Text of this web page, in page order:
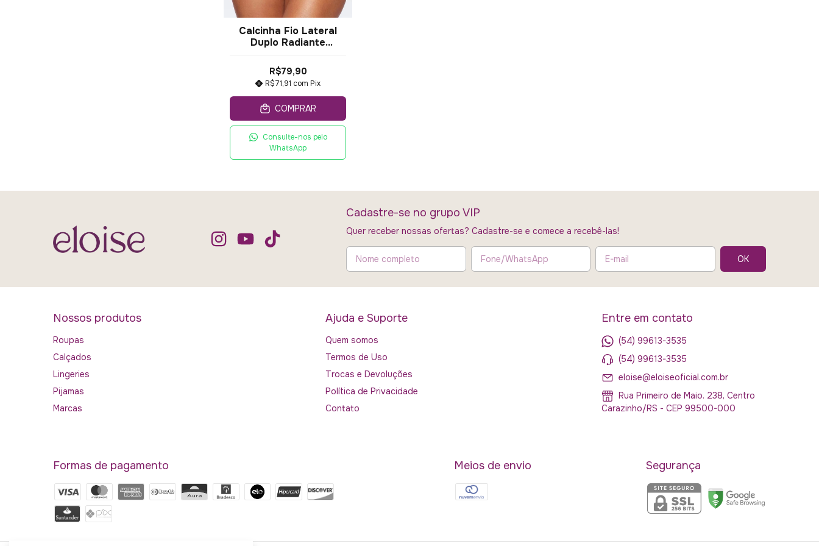
Calcinha Fio Lateral
Duplo Radiante
R$79,90
R$71,91 com Pix
COMPRAR
Consulte-nos pelo
WhatsApp
Cadastre-se no grupo VIP
Quer receber nossas ofertas? Cadastre-se e comece a recebê-las!
Nossos produtos
Roupas
Calçados
Lingeries
Pijamas
Marcas
Ajuda e Suporte
Quem somos
Termos de Uso
Trocas e Devoluções
Política de Privacidade
Contato
Entre em contato
(54) 99613-3535
(54) 99613-3535
eloise@eloiseoficial.com.br
Rua Primeiro de Maio. 238, Centro
Carazinho/RS - CEP 99500-000
Formas de pagamento Meios de envio Segurança